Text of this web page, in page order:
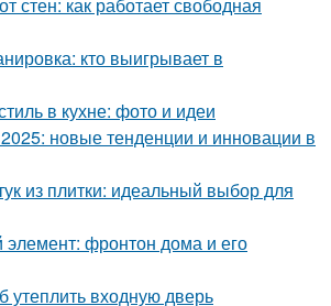
кто выигрывает в
в кухне: фото и идеи
новые тенденции и инновации в
из плитки: идеальный выбор для
элемент: фронтон дома и его
утеплить входную дверь